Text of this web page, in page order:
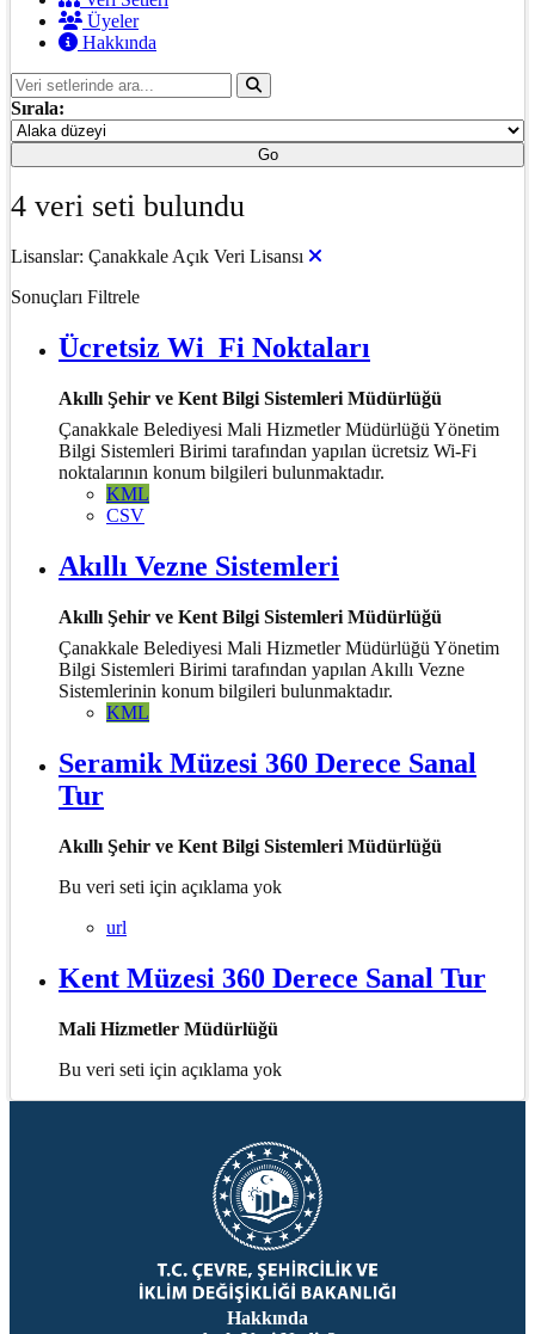
Üyeler
Hakkında
Sırala:
Go
4 veri seti bulundu
Lisanslar: Çanakkale Açık Veri Lisansı
Sonuçları Filtrele
Ücretsiz Wi_Fi Noktaları
Akıllı Şehir ve Kent Bilgi Sistemleri Müdürlüğü
Çanakkale Belediyesi Mali Hizmetler Müdürlüğü Yönetim
Bilgi Sistemleri Birimi tarafından yapılan ücretsiz Wi-Fi
noktalarının konum bilgileri bulunmaktadır.
KML
CSV
Akıllı Vezne Sistemleri
Akıllı Şehir ve Kent Bilgi Sistemleri Müdürlüğü
Çanakkale Belediyesi Mali Hizmetler Müdürlüğü Yönetim
Bilgi Sistemleri Birimi tarafından yapılan Akıllı Vezne
Sistemlerinin konum bilgileri bulunmaktadır.
KML
Seramik Müzesi 360 Derece Sanal
Tur
Akıllı Şehir ve Kent Bilgi Sistemleri Müdürlüğü
Bu veri seti için açıklama yok
url
Kent Müzesi 360 Derece Sanal Tur
Mali Hizmetler Müdürlüğü
Bu veri seti için açıklama yok
Hakkında